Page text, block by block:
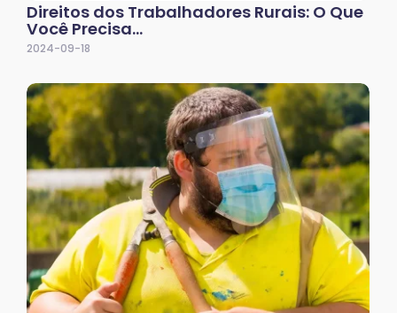
Direitos dos Trabalhadores Rurais: O Que
Você Precisa…
2024-09-18